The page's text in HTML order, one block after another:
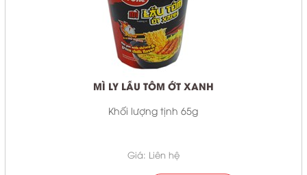
MÌ LY LẨU TÔM ỚT XANH
Khối lượng tịnh 65g
Giá: Liên hệ